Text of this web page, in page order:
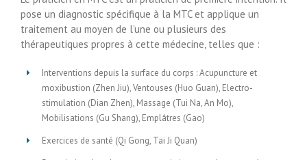
pose un diagnostic spécifique à la MTC et applique un
traitement au moyen de l’une ou plusieurs des
thérapeutiques propres à cette médecine, telles que :
Interventions depuis la surface du corps : Acupuncture et
moxibustion (Zhen Jiu), Ventouses (Huo Guan), Electro-
stimulation (Dian Zhen), Massage (Tui Na, An Mo),
Mobilisations (Gu Shang), Emplâtres (Gao)
Exercices de santé (Qi Gong, Tai Ji Quan)